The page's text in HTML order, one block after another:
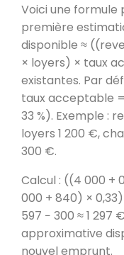
Voici une formule
première
disponible ≈
× loyers) × taux
existantes. Par
taux acceptable
33 %). Exemple :
loyers 1 200 €,
300 €.
Calcul : ((4 000 +
000 + 840) ×
597 − 300 ≈ 1
approximative
nouvel emprunt.